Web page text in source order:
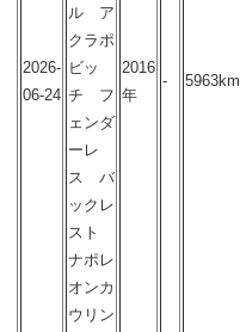
2026-
06-24
ル ア
クラポ
ビッ
チ フ
ェンダ
ーレ
ス バ
ックレ
スト
ナポレ
オンカ
ウリン
2016
年
- 5963km